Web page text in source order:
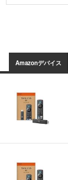
Amazonデバイス